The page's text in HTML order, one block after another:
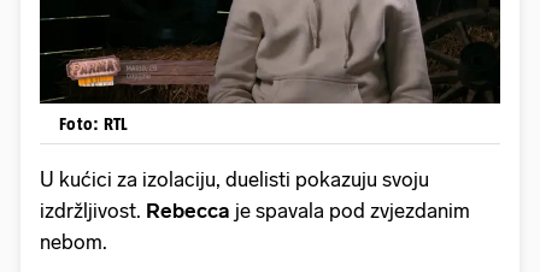
Foto: RTL
U kućici za izolaciju, duelisti pokazuju svoju
izdržljivost. Rebecca je spavala pod zvjezdanim
nebom.